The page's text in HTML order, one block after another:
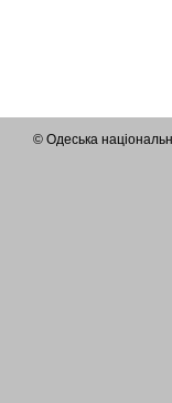
© Одеська